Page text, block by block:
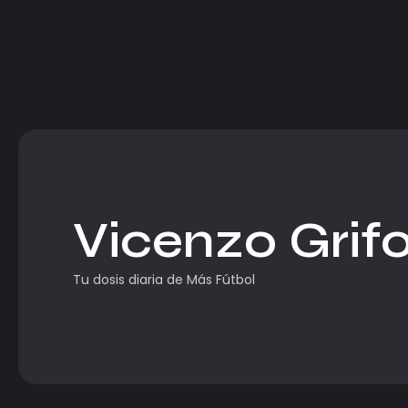
Vicenzo
Tu dosis diaria de Más Fútbol